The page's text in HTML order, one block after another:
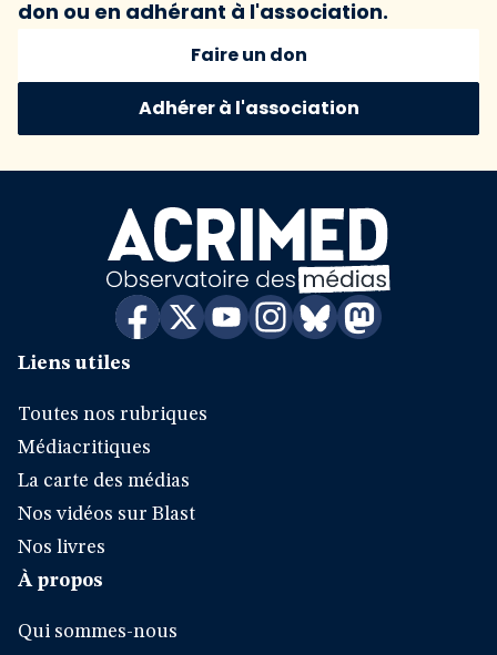
don ou en adhérant à l'association.
Faire un don
Adhérer à l'association
Liens utiles
Toutes nos rubriques
Médiacritiques
La carte des médias
Nos vidéos sur Blast
Nos livres
À propos
Qui sommes-nous